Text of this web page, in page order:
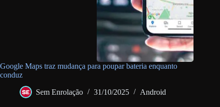
Google Maps traz mudança para poupar bateria enquanto
conduz
Sem Enrolação 31/10/2025 Android